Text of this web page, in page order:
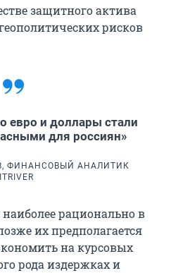
защитного актива
рисков
евро и доллары стали
для россиян»
ФИНАНСОВЫЙ АНАЛИТИК
рационально в
их предполагается
на курсовых
рода издержках и